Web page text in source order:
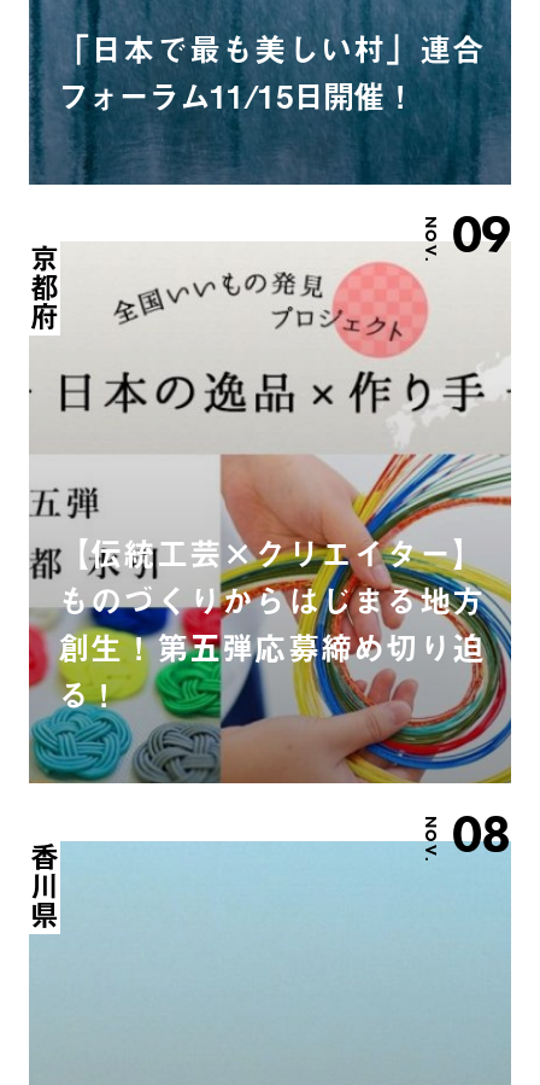
「日本で最も美しい村」連合
フォーラム11/15日開催！
NOV. 09
京都府
【伝統工芸×クリエイター】
ものづくりからはじまる地方
創生！第五弾応募締め切り迫
る！
NOV. 08
香川県